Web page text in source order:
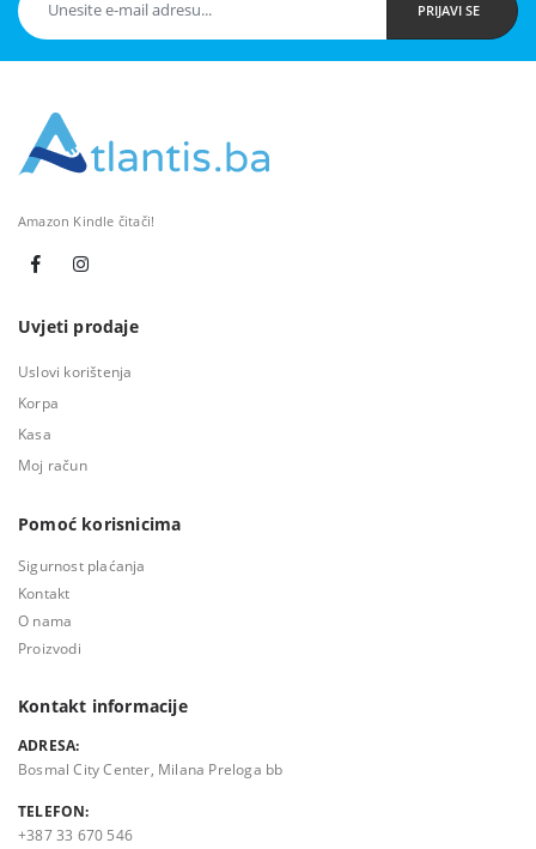
PRIJAVI SE
Amazon Kindle čitači!
Uvjeti prodaje
Uslovi korištenja
Korpa
Kasa
Moj račun
Pomoć korisnicima
Sigurnost plaćanja
Kontakt
O nama
Proizvodi
Kontakt informacije
ADRESA:
Bosmal City Center, Milana Preloga bb
TELEFON:
+387 33 670 546